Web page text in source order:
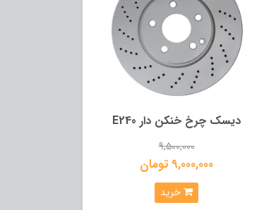
دیسک چرخ خنکن دار E240
9,500,000
9,000,000 تومان
خرید